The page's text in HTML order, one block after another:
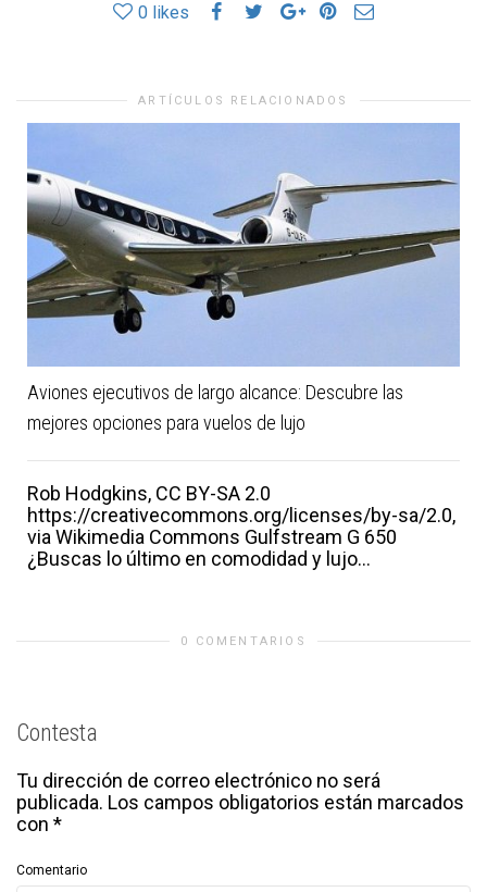
0 likes
ARTÍCULOS RELACIONADOS
Aviones ejecutivos de largo alcance: Descubre las
mejores opciones para vuelos de lujo
Rob Hodgkins, CC BY-SA 2.0
https://creativecommons.org/licenses/by-sa/2.0,
via Wikimedia Commons Gulfstream G 650
¿Buscas lo último en comodidad y lujo...
0 COMENTARIOS
Contesta
Tu dirección de correo electrónico no será
publicada. Los campos obligatorios están marcados
con *
Comentario